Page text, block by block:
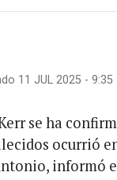
11 JUL 2025 - 9:35
se ha
ocurrió
informó